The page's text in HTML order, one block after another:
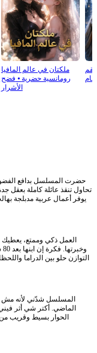
ملكتان في عالم المافيا
رومانسية حضرية ⦁ فضح
الأشرار
حضرت المسلسل بدافع
تحاول تنقذ عائلة كاملة بعقل
العمل ذكي وممتع، يعطيك
التوازن حلو بين الدراما
المسلسل شدّني لأنه مش
الماضي. أكتر شي أثر
الحوار بسيط وقريب